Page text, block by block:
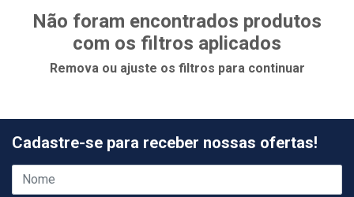
Não foram encontrados produtos
com os filtros aplicados
Remova ou ajuste os filtros para continuar
Cadastre-se para receber nossas ofertas!